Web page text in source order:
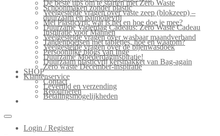
De beste tips om te starten met Zero Waste
Schoonmaken zonder plastic
Veelgestelde vragen over vaste zeep (blokzeep) –
duurzaam en palmolievrij
Mei Plasticvrij: wat is het en hoe doe je mee?
Duurzame Vaderdag Cadeaus: Zero Waste Cadeau
Inspiratie voor Mannen
Veelgestelde vragen over wasbaar maandverband
Tandenpoetsen met tabletjes, hoe en waarom?
Veelgestelde vragen over de bijenwasdoek
Persoonlijke blogs van Inge
Duurzame Moederdaginspiratie!
Duurzaam plasticvrij kerstpakket van Bag-again
Zero waste December-inspiratie
SHOP
Klantenservice
Contact
Levertijd en verzending
Retourneren
Betalingsmogelijkheden
Login / Register